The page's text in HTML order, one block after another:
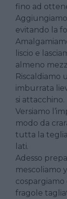
fino ad
evitando la
liscio e
almeno
Riscaldiamo
imburrata
si attacchino.
Versiamo
modo da
tutta la
lati.
Adesso
mescoliamo
fragole